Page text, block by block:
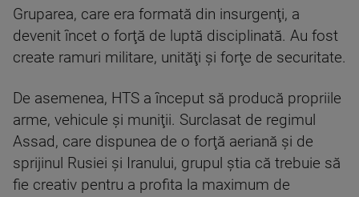
Gruparea, care era formată din insurgenţi, a
devenit încet o forţă de luptă disciplinată. Au fost
create ramuri militare, unităţi şi forţe de securitate.
De asemenea, HTS a început să producă propriile
arme, vehicule şi muniţii. Surclasat de regimul
Assad, care dispunea de o forţă aeriană şi de
sprijinul Rusiei şi Iranului, grupul ştia că trebuie să
fie creativ pentru a profita la maximum de